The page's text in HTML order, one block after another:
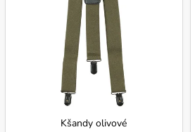
Kšandy olivové